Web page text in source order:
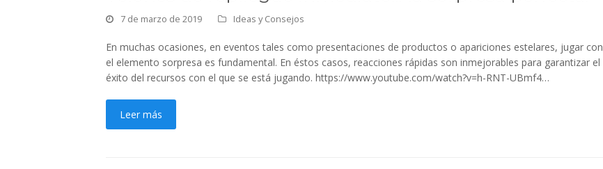
7 de marzo de 2019 Ideas y Consejos
En muchas ocasiones, en eventos tales como presentaciones de productos o apariciones estelares, jugar con
el elemento sorpresa es fundamental. En éstos casos, reacciones rápidas son inmejorables para garantizar el
éxito del recursos con el que se está jugando. https://www.youtube.com/watch?v=h-RNT-UBmf4…
Leer más